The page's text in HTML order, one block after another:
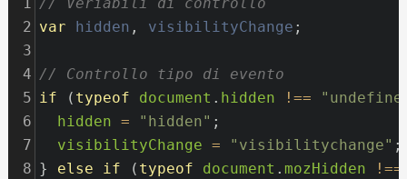
2 var hidden , visibilityChange ;
3
4 // Controllo tipo di evento
5 if ( typeof document . hidden !==
6
hidden = "hidden" ;
7
visibilityChange = "visibilitychange" ;
8 } else if ( typeof document . mozHidden
!==